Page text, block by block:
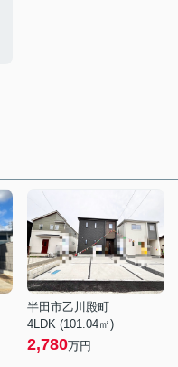
半田市乙川殿町
4LDK (101.04㎡)
2,780万円